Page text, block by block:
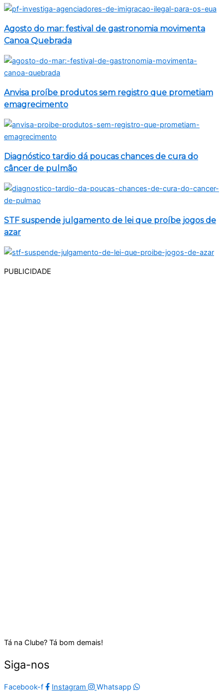
Agosto do mar: festival de gastronomia movimenta
Canoa Quebrada
Anvisa proíbe produtos sem registro que prometiam
emagrecimento
Diagnóstico tardio dá poucas chances de cura do
câncer de pulmão
STF suspende julgamento de lei que proíbe jogos de
azar
PUBLICIDADE
Tá na Clube? Tá bom demais!
Siga-nos
Facebook-f Instagram Whatsapp